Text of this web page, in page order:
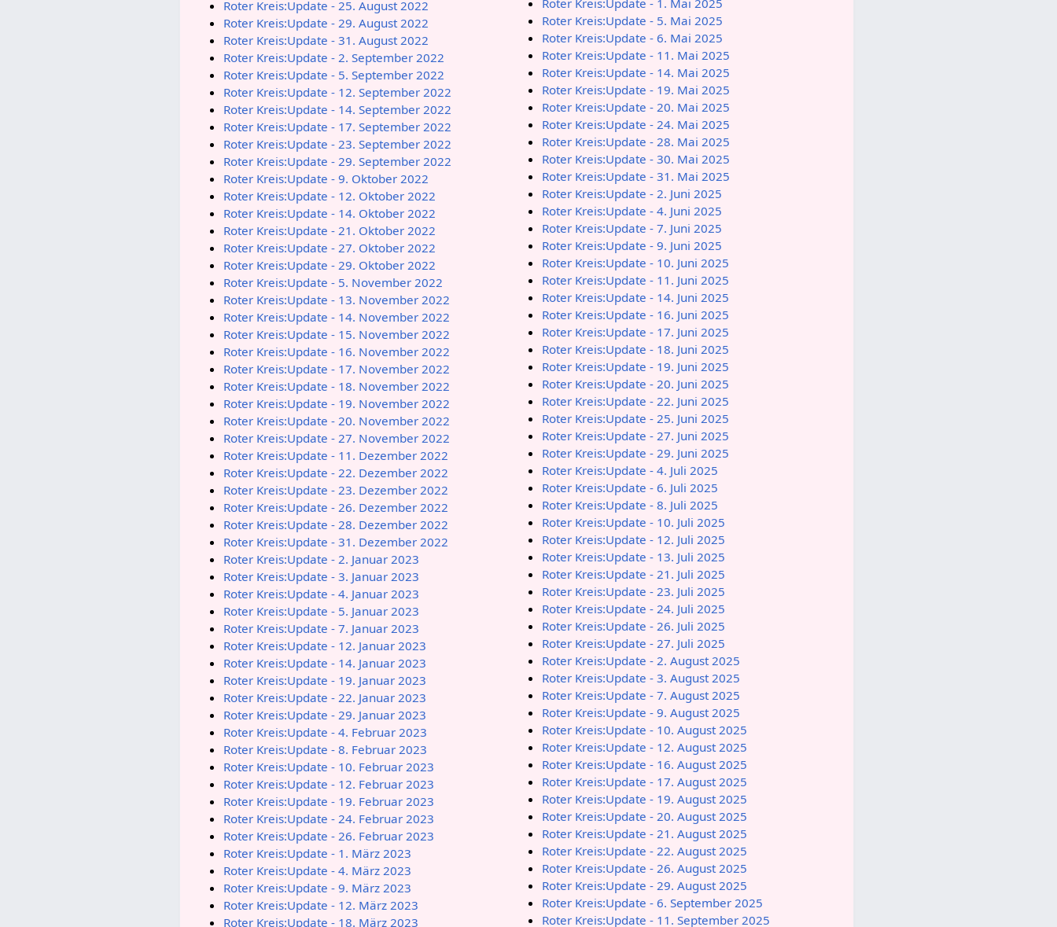
Roter Kreis:Update - 25. August 2022
Roter Kreis:Update - 29. August 2022
Roter Kreis:Update - 31. August 2022
Roter Kreis:Update - 2. September 2022
Roter Kreis:Update - 5. September 2022
Roter Kreis:Update - 12. September 2022
Roter Kreis:Update - 14. September 2022
Roter Kreis:Update - 17. September 2022
Roter Kreis:Update - 23. September 2022
Roter Kreis:Update - 29. September 2022
Roter Kreis:Update - 9. Oktober 2022
Roter Kreis:Update - 12. Oktober 2022
Roter Kreis:Update - 14. Oktober 2022
Roter Kreis:Update - 21. Oktober 2022
Roter Kreis:Update - 27. Oktober 2022
Roter Kreis:Update - 29. Oktober 2022
Roter Kreis:Update - 5. November 2022
Roter Kreis:Update - 13. November 2022
Roter Kreis:Update - 14. November 2022
Roter Kreis:Update - 15. November 2022
Roter Kreis:Update - 16. November 2022
Roter Kreis:Update - 17. November 2022
Roter Kreis:Update - 18. November 2022
Roter Kreis:Update - 19. November 2022
Roter Kreis:Update - 20. November 2022
Roter Kreis:Update - 27. November 2022
Roter Kreis:Update - 11. Dezember 2022
Roter Kreis:Update - 22. Dezember 2022
Roter Kreis:Update - 23. Dezember 2022
Roter Kreis:Update - 26. Dezember 2022
Roter Kreis:Update - 28. Dezember 2022
Roter Kreis:Update - 31. Dezember 2022
Roter Kreis:Update - 2. Januar 2023
Roter Kreis:Update - 3. Januar 2023
Roter Kreis:Update - 4. Januar 2023
Roter Kreis:Update - 5. Januar 2023
Roter Kreis:Update - 7. Januar 2023
Roter Kreis:Update - 12. Januar 2023
Roter Kreis:Update - 14. Januar 2023
Roter Kreis:Update - 19. Januar 2023
Roter Kreis:Update - 22. Januar 2023
Roter Kreis:Update - 29. Januar 2023
Roter Kreis:Update - 4. Februar 2023
Roter Kreis:Update - 8. Februar 2023
Roter Kreis:Update - 10. Februar 2023
Roter Kreis:Update - 12. Februar 2023
Roter Kreis:Update - 19. Februar 2023
Roter Kreis:Update - 24. Februar 2023
Roter Kreis:Update - 26. Februar 2023
Roter Kreis:Update - 1. März 2023
Roter Kreis:Update - 4. März 2023
Roter Kreis:Update - 9. März 2023
Roter Kreis:Update - 12. März 2023
Roter Kreis:Update - 18. März 2023
Roter Kreis:Update - 5. Mai 2025
Roter Kreis:Update - 6. Mai 2025
Roter Kreis:Update - 11. Mai 2025
Roter Kreis:Update - 14. Mai 2025
Roter Kreis:Update - 19. Mai 2025
Roter Kreis:Update - 20. Mai 2025
Roter Kreis:Update - 24. Mai 2025
Roter Kreis:Update - 28. Mai 2025
Roter Kreis:Update - 30. Mai 2025
Roter Kreis:Update - 31. Mai 2025
Roter Kreis:Update - 2. Juni 2025
Roter Kreis:Update - 4. Juni 2025
Roter Kreis:Update - 7. Juni 2025
Roter Kreis:Update - 9. Juni 2025
Roter Kreis:Update - 10. Juni 2025
Roter Kreis:Update - 11. Juni 2025
Roter Kreis:Update - 14. Juni 2025
Roter Kreis:Update - 16. Juni 2025
Roter Kreis:Update - 17. Juni 2025
Roter Kreis:Update - 18. Juni 2025
Roter Kreis:Update - 19. Juni 2025
Roter Kreis:Update - 20. Juni 2025
Roter Kreis:Update - 22. Juni 2025
Roter Kreis:Update - 25. Juni 2025
Roter Kreis:Update - 27. Juni 2025
Roter Kreis:Update - 29. Juni 2025
Roter Kreis:Update - 4. Juli 2025
Roter Kreis:Update - 6. Juli 2025
Roter Kreis:Update - 8. Juli 2025
Roter Kreis:Update - 10. Juli 2025
Roter Kreis:Update - 12. Juli 2025
Roter Kreis:Update - 13. Juli 2025
Roter Kreis:Update - 21. Juli 2025
Roter Kreis:Update - 23. Juli 2025
Roter Kreis:Update - 24. Juli 2025
Roter Kreis:Update - 26. Juli 2025
Roter Kreis:Update - 27. Juli 2025
Roter Kreis:Update - 2. August 2025
Roter Kreis:Update - 3. August 2025
Roter Kreis:Update - 7. August 2025
Roter Kreis:Update - 9. August 2025
Roter Kreis:Update - 10. August 2025
Roter Kreis:Update - 12. August 2025
Roter Kreis:Update - 16. August 2025
Roter Kreis:Update - 17. August 2025
Roter Kreis:Update - 19. August 2025
Roter Kreis:Update - 20. August 2025
Roter Kreis:Update - 21. August 2025
Roter Kreis:Update - 22. August 2025
Roter Kreis:Update - 26. August 2025
Roter Kreis:Update - 29. August 2025
Roter Kreis:Update - 6. September 2025
Roter Kreis:Update - 11. September 2025